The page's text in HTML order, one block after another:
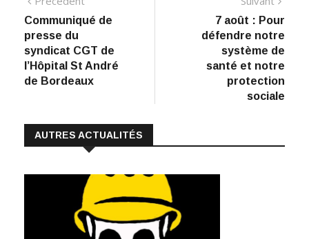
e
b
o
o
k
e
dI
n
de
l’article
précédent
Communiqué de
presse du
syndicat CGT de
l’Hôpital St André
de Bordeaux
7 août : Pour
défendre notre
système de
santé et notre
protection
sociale
AUTRES ACTUALITÉS